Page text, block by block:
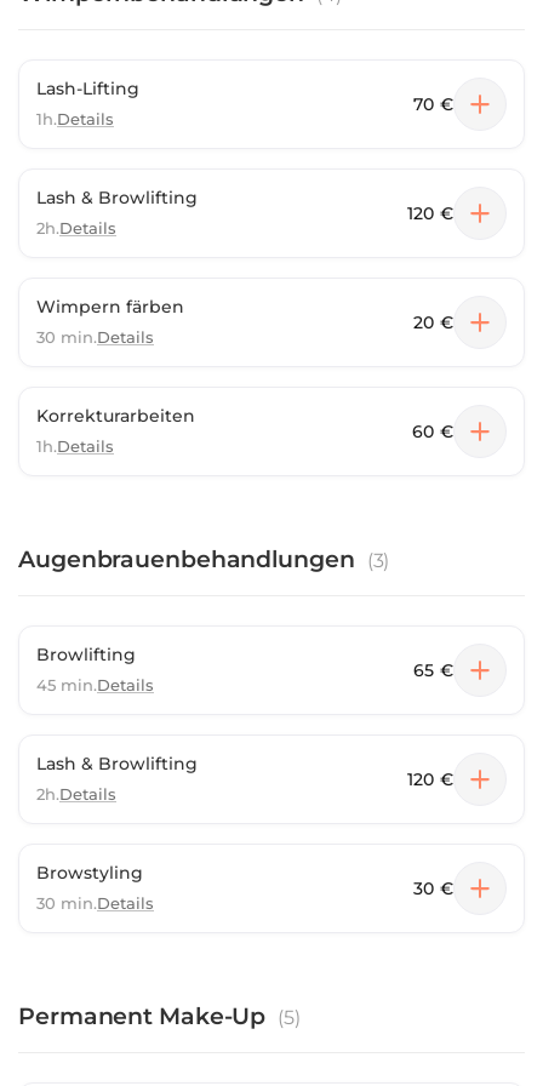
Lash-Lifting
1h.Details
70 €
Lash & Browlifting
2h.Details
120 €
Wimpern färben
30 min.Details
20 €
Korrekturarbeiten
1h.Details
60 €
Augenbrauenbehandlungen (3)
Browlifting
45 min.Details
65 €
Lash & Browlifting
2h.Details
120 €
Browstyling
30 min.Details
30 €
Permanent Make-Up (5)